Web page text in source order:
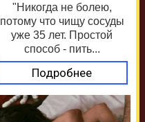
"Никогда не болею,
потому что чищу сосуды
уже 35 лет. Простой
способ - пить...
Подробнее